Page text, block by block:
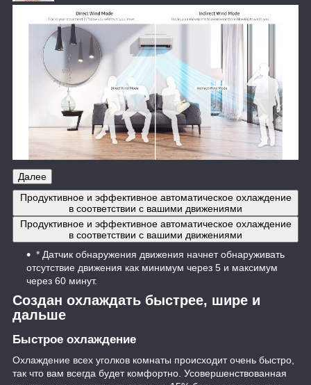
Далее
Продуктивное и эффективное автоматическое охлаждение
в соответствии с вашими движениями
Продуктивное и эффективное автоматическое охлаждение
в соответствии с вашими движениями
* Датчик обнаружения движения начнет обнаруживать
отсутствие движения как минимум через 5 и максимум
через 60 минут.
Создан охлаждать быстрее, шире и
дальше
Быстрое охлаждение
Охлаждение всех уголков комнаты происходит очень быстро,
так что вам всегда будет комфортно. Усовершенствованная